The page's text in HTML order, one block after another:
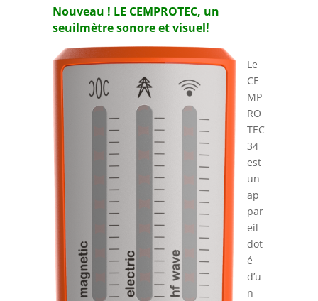
Nouveau ! LE CEMPROTEC, un
seuilmètre sonore et visuel!
Le
CE
MP
RO
TEC
34
est
un
ap
par
eil
dot
é
d’u
n